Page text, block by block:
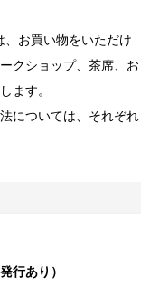
お買い物をいただけ
クショップ、茶席、お
ます。
については、それぞれ
行あり）